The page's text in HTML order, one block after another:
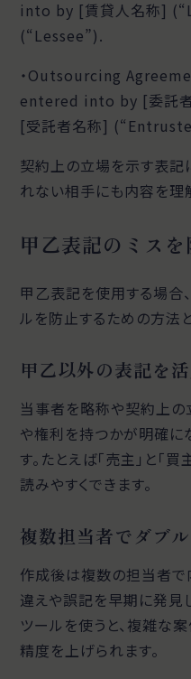
into by [賃貸人名称]
(“Lessee”).
・Outsourcing
entered into by [委託
[受託者名称]
契約上の立場を示す表記
れない相手にも内容を理
甲乙表記のミス
甲乙表記を使用する場合
ルを防止するための方法
甲乙以外の表記を
当事者を略称や契約上の
や権利を持つかが明確に
す。たとえば「売主」と「
読みやすくできます。
複数担当者でダブ
作成後は複数の担当者で
違えや誤記を早期に発見
ツールを使うと、複雑な
精度を上げられます。